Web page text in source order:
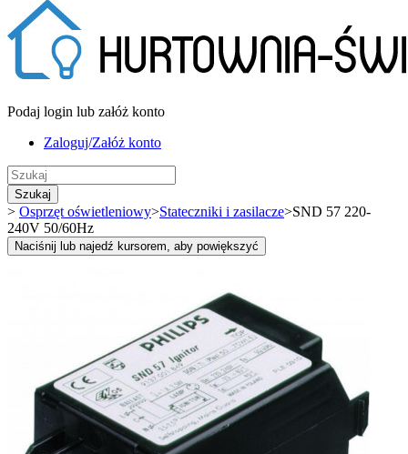
Podaj login lub załóż konto
Zaloguj/Załóż konto
Szukaj
> Osprzęt oświetleniowy>Stateczniki i zasilacze>SND 57 220-
240V 50/60Hz
Naciśnij lub najedź kursorem, aby powiększyć